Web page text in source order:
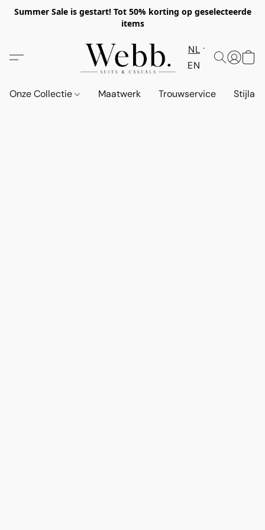
Summer Sale is gestart! Tot 50% korting op geselecteerde
items
NL
EN
Onze Collectie Maatwerk Trouwservice